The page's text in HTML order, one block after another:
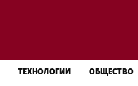
ТЕХНОЛОГИИ ОБЩЕСТВО